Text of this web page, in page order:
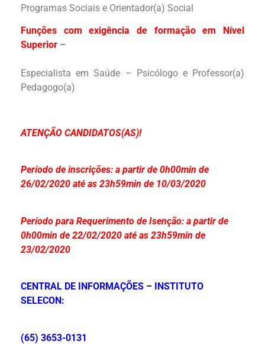
Programas Sociais e Orientador(a) Social
Funções com exigência de formação em Nível
Superior –
Especialista em Saúde – Psicólogo e Professor(a)
Pedagogo(a)
ATENÇÃO CANDIDATOS(AS)!
Período de inscrições: a partir de 0h00min de
26/02/2020 até as 23h59min de 10/03/2020
Período para Requerimento de Isenção: a partir de
0h00min de 22/02/2020 até as 23h59min de
23/02/2020
CENTRAL DE INFORMAÇÕES – INSTITUTO
SELECON:
(65) 3653-0131